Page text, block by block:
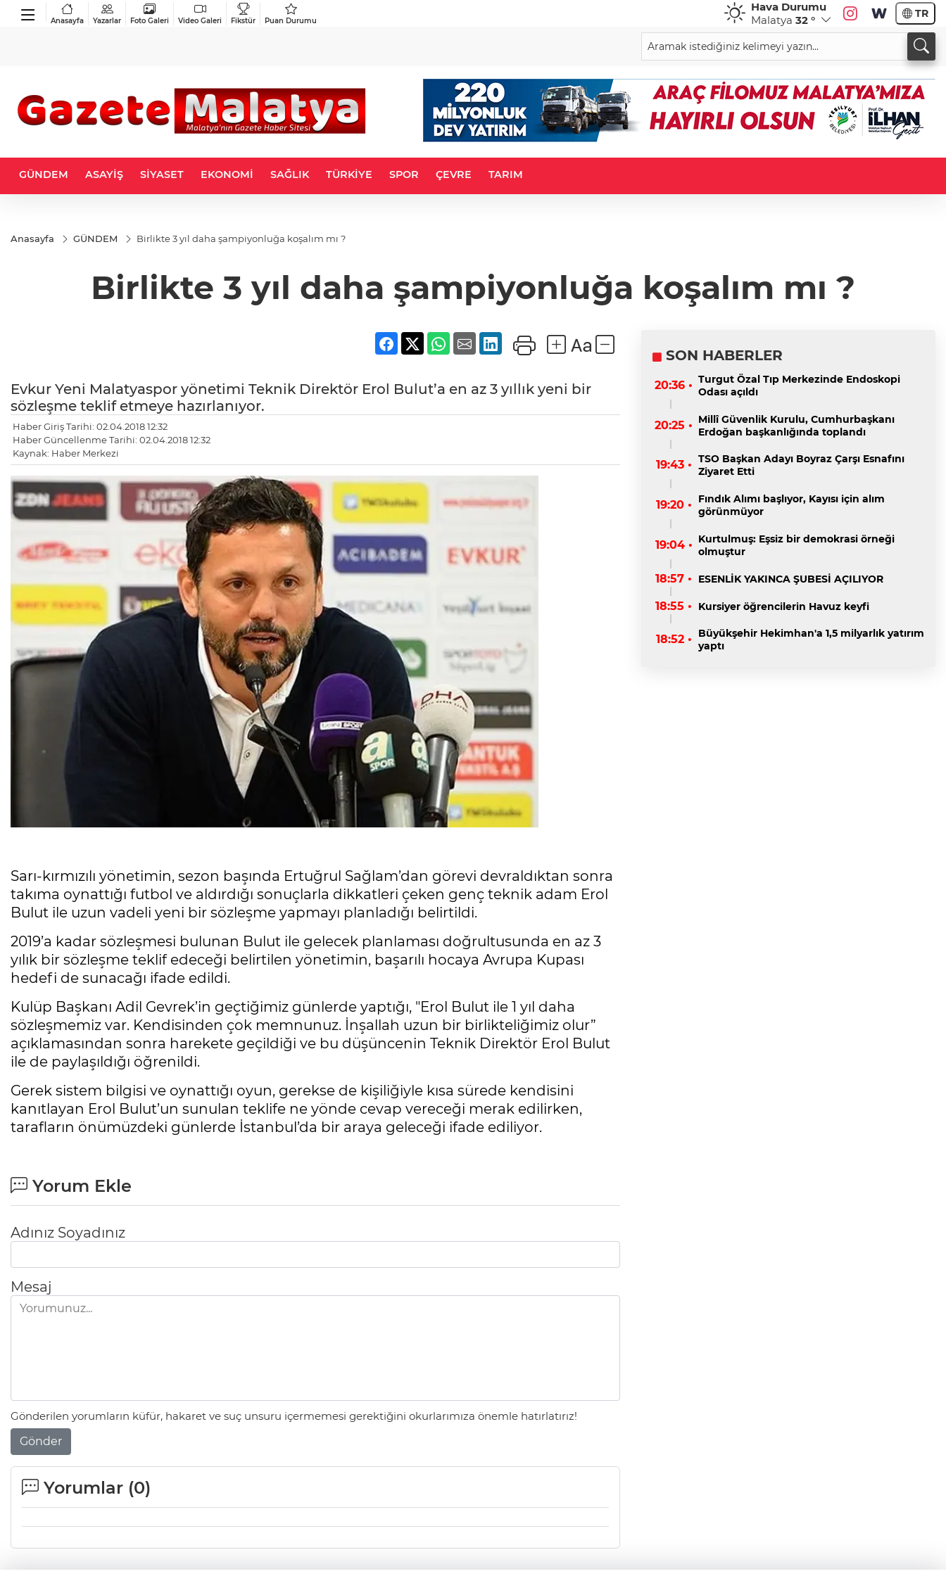
Anasayfa Yazarlar Foto Galeri Video Galeri Fikstür Puan Durumu
Hava Durumu
Malatya 32 ° TR
GÜNDEM ASAYİŞ SİYASET EKONOMİ SAĞLIK TÜRKİYE SPOR ÇEVRE TARIM
Anasayfa GÜNDEM Birlikte 3 yıl daha şampiyonluğa koşalım mı ?
Birlikte 3 yıl daha şampiyonluğa koşalım mı ?
Evkur Yeni Malatyaspor yönetimi Teknik Direktör Erol Bulut’a en az 3 yıllık yeni bir
sözleşme teklif etmeye hazırlanıyor.
Haber Giriş Tarihi: 02.04.2018 12:32
Haber Güncellenme Tarihi: 02.04.2018 12:32
Kaynak: Haber Merkezi
Sarı-kırmızılı yönetimin, sezon başında Ertuğrul Sağlam’dan görevi devraldıktan sonra
takıma oynattığı futbol ve aldırdığı sonuçlarla dikkatleri çeken genç teknik adam Erol
Bulut ile uzun vadeli yeni bir sözleşme yapmayı planladığı belirtildi.
2019’a kadar sözleşmesi bulunan Bulut ile gelecek planlaması doğrultusunda en az 3
yılık bir sözleşme teklif edeceği belirtilen yönetimin, başarılı hocaya Avrupa Kupası
hedefi de sunacağı ifade edildi.
Kulüp Başkanı Adil Gevrek’in geçtiğimiz günlerde yaptığı, "Erol Bulut ile 1 yıl daha
sözleşmemiz var. Kendisinden çok memnunuz. İnşallah uzun bir birlikteliğimiz olur”
açıklamasından sonra harekete geçildiği ve bu düşüncenin Teknik Direktör Erol Bulut
ile de paylaşıldığı öğrenildi.
Gerek sistem bilgisi ve oynattığı oyun, gerekse de kişiliğiyle kısa sürede kendisini
kanıtlayan Erol Bulut’un sunulan teklife ne yönde cevap vereceği merak edilirken,
tarafların önümüzdeki günlerde İstanbul’da bir araya geleceği ifade ediliyor.
Yorum Ekle
Adınız Soyadınız
Mesaj
Gönderilen yorumların küfür, hakaret ve suç unsuru içermemesi gerektiğini okurlarımıza önemle hatırlatırız!
Gönder
Yorumlar (0)
SON HABERLER
20:36 • Turgut Özal Tıp Merkezinde Endoskopi
Odası açıldı
20:25 • Millî Güvenlik Kurulu, Cumhurbaşkanı
Erdoğan başkanlığında toplandı
19:43 • TSO Başkan Adayı Boyraz Çarşı Esnafını
Ziyaret Etti
19:20 •
Fındık Alımı başlıyor, Kayısı için alım
görünmüyor
19:04 • Kurtulmuş: Eşsiz bir demokrasi örneği
olmuştur
18:57 • ESENLİK YAKINCA ŞUBESİ AÇILIYOR
18:55 • Kursiyer öğrencilerin Havuz keyfi
18:52 •
Büyükşehir Hekimhan'a 1,5 milyarlık yatırım
yaptı